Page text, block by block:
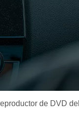
de DVD